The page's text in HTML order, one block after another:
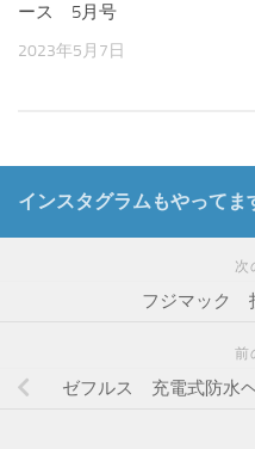
ース 5月号
2023年5月7日
インスタグラムもやってま
次
フジマック
前
ゼフルス 充電式防水